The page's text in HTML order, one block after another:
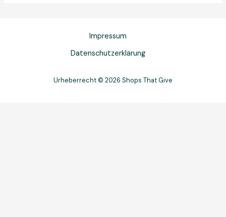
Impressum
Datenschutzerklärung
Urheberrecht © 2026 Shops That Give